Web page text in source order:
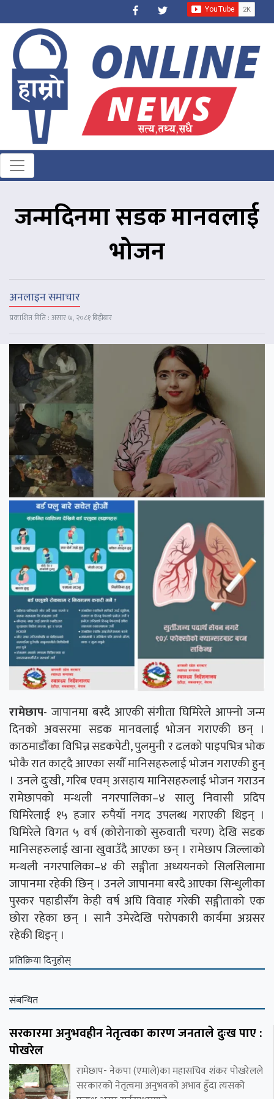
जन्मदिनमा सडक मानवलाई
भोजन
अनलाइन समाचार
प्रकाशित मिति : असार ७, २०८१ बिहीबार
रामेछाप- जापानमा बस्दै आएकी संगीता घिमिरेले आफ्नो जन्म
दिनको अवसरमा सडक मानवलाई भोजन गराएकी छन् ।
काठमाडौँका विभिन्न सडकपेटी, पुलमुनी र ढलको पाइपभित्र भोक
भोकै रात काट्दै आएका सयौँ मानिसहरुलाई भोजन गराएकी हुन्
। उनले दुःखी, गरिब एवम् असहाय मानिसहरुलाई भोजन गराउन
रामेछापको मन्थली नगरपालिका–४ सालु निवासी प्रदिप
घिमिरेलाई १५ हजार रुपैयाँ नगद उपलब्ध गराएकी थिइन् ।
घिमिरेले विगत ५ वर्ष (कोरोनाको सुरुवाती चरण) देखि सडक
मानिसहरुलाई खाना खुवाउँदै आएका छन् । रामेछाप जिल्लाको
मन्थली नगरपालिका–४ की सङ्गीता अध्ययनको सिलसिलामा
जापानमा रहेकी छिन् । उनले जापानमा बस्दै आएका सिन्धुलीका
पुस्कर पहाडीसँग केही वर्ष अघि विवाह गरेकी सङ्गीताको एक
छोरा रहेका छन् । सानै उमेरदेखि परोपकारी कार्यमा अग्रसर
रहेकी थिइन् ।
प्रतिक्रिया दिनुहोस्
संबन्धित
सरकारमा अनुभवहीन नेतृत्वका कारण जनताले दुःख पाए :
पोखरेल
रामेछाप- नेकपा (एमाले)का महासचिव शंकर पोखरेलले
सरकारको नेतृत्वमा अनुभवको अभाव हुँदा त्यसको